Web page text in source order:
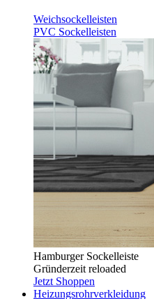
Weichsockelleisten
PVC Sockelleisten
Hamburger Sockelleiste
Gründerzeit reloaded
Jetzt Shoppen
Heizungsrohrverkleidung